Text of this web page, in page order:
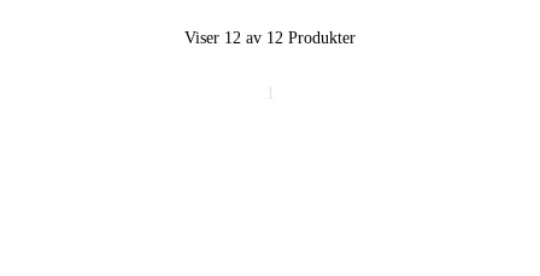
Viser 12 av 12 Produkter